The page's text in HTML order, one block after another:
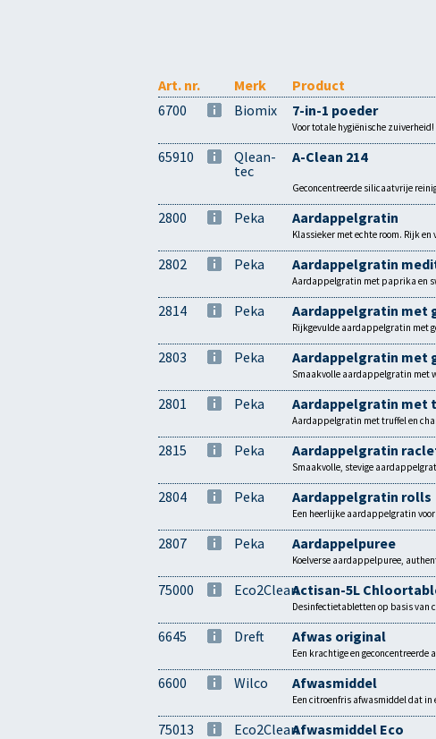
Art. nr. Merk Product
6700
Biomix 7-in-1 poeder
Voor totale hygiënische
65910
Qlean-
tec
A-Clean 214
Geconcentreerde silicaatvrije
2800 Peka Aardappelgratin
Klassieker met echte room. Rijk
2802 Peka Aardappelgratin
Aardappelgratin met paprika en
2814 Peka Aardappelgratin met
Rijkgevulde aardappelgratin met
2803 Peka Aardappelgratin met
Smaakvolle aardappelgratin met
2801 Peka Aardappelgratin met
Aardappelgratin met truffel en
2815 Peka Aardappelgratin
Smaakvolle, stevige
2804 Peka Aardappelgratin rolls
Een heerlijke aardappelgratin
2807 Peka Aardappelpuree
Koelverse aardappelpuree,
75000 Eco2CleanActisan-5L
Desinfectietabletten op basis van
6645 Dreft Afwas original
Een krachtige en geconcentreerde
6600 Wilco Afwasmiddel
Een citroenfris afwasmiddel dat
75013 Eco2CleanAfwasmiddel Eco